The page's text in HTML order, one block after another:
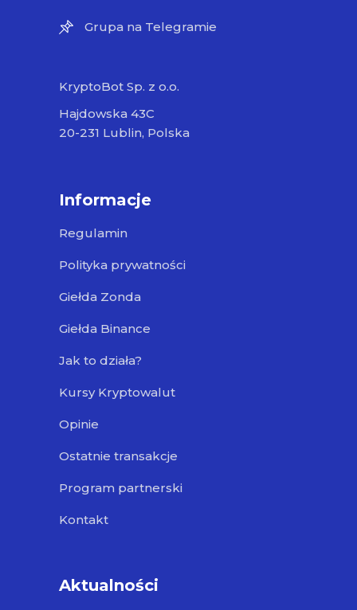
Grupa na Telegramie
KryptoBot Sp. z o.o.
Hajdowska 43C
20-231 Lublin, Polska
Informacje
Regulamin
Polityka prywatności
Giełda Zonda
Giełda Binance
Jak to działa?
Kursy Kryptowalut
Opinie
Ostatnie transakcje
Program partnerski
Kontakt
Aktualności